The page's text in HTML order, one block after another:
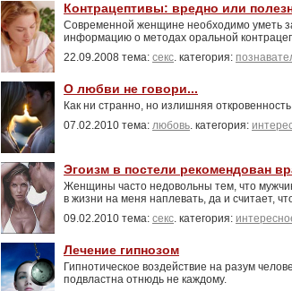
Контрацептивы: вредно или
Современной женщине необходимо уметь
информацию о методах оральной
22.09.2008 тема: секс. категория:
О любви не говори...
Как ни странно, но излишняя
07.02.2010 тема: любовь. категория:
Эгоизм в постели рекомендован
Женщины часто недовольны тем, что
в жизни на меня наплевать, да и считает,
09.02.2010 тема: секс. категория:
Лечение гипнозом
Гипнотическое воздействие на разум
подвластна отнюдь не каждому.